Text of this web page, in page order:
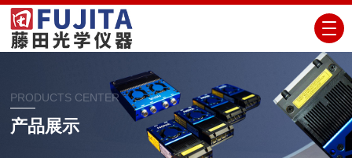
PRODUCTS CENTER
产品展示